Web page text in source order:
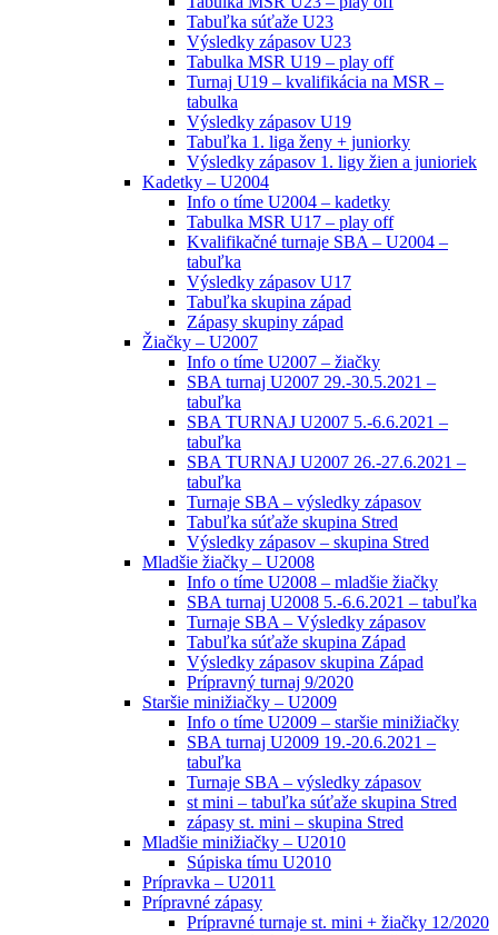
Tabuľka súťaže U23
Výsledky zápasov U23
Tabulka MSR U19 – play off
Turnaj U19 – kvalifikácia na MSR –
tabulka
Výsledky zápasov U19
Tabuľka 1. liga ženy + juniorky
Výsledky zápasov 1. ligy žien a junioriek
Kadetky – U2004
Info o tíme U2004 – kadetky
Tabulka MSR U17 – play off
Kvalifikačné turnaje SBA – U2004 –
tabuľka
Výsledky zápasov U17
Tabuľka skupina západ
Zápasy skupiny západ
Žiačky – U2007
Info o tíme U2007 – žiačky
SBA turnaj U2007 29.-30.5.2021 –
tabuľka
SBA TURNAJ U2007 5.-6.6.2021 –
tabuľka
SBA TURNAJ U2007 26.-27.6.2021 –
tabuľka
Turnaje SBA – výsledky zápasov
Tabuľka súťaže skupina Stred
Výsledky zápasov – skupina Stred
Mladšie žiačky – U2008
Info o tíme U2008 – mladšie žiačky
SBA turnaj U2008 5.-6.6.2021 – tabuľka
Turnaje SBA – Výsledky zápasov
Tabuľka súťaže skupina Západ
Výsledky zápasov skupina Západ
Prípravný turnaj 9/2020
Staršie minižiačky – U2009
Info o tíme U2009 – staršie minižiačky
SBA turnaj U2009 19.-20.6.2021 –
tabuľka
Turnaje SBA – výsledky zápasov
st mini – tabuľka súťaže skupina Stred
zápasy st. mini – skupina Stred
Mladšie minižiačky – U2010
Súpiska tímu U2010
Prípravka – U2011
Prípravné zápasy
Prípravné turnaje st. mini + žiačky 12/2020